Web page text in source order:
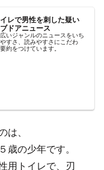
レで男性を刺した疑い
ドアニュース
いジャンルのニュースをいち
すさ、読みやすさにこだわ
約をつけています。
、
の少年です。